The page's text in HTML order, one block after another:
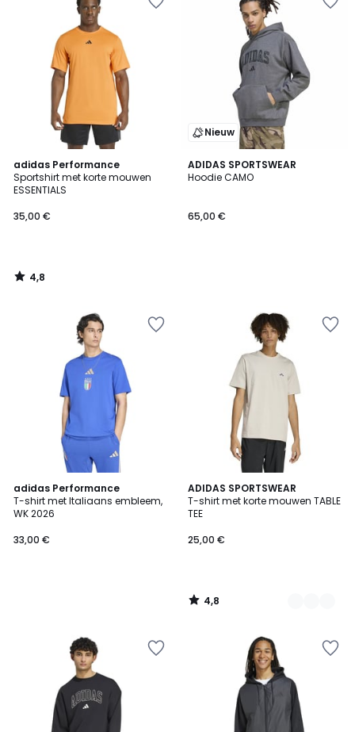
adidas Performance
Sportshirt met korte mouwen
ESSENTIALS
35,00 €
4,8
/ 5
4,8
/
Nieuw
ADIDAS SPORTSWEAR
Hoodie CAMO
65,00 €
adidas Performance
T-shirt met Italiaans embleem,
WK 2026
33,00 €
ADIDAS SPORTSWEAR
T-shirt met korte mouwen TABLE
TEE
25,00 €
4,8
/ 5
2
Kleuren
4,8
/